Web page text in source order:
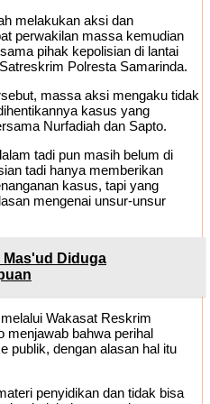
melakukan aksi dan
perwakilan massa kemudian
pihak kepolisian di lantai
Polresta Samarinda.
massa aksi mengaku tidak
kasus yang
Nurfadiah dan Sapto.
tadi pun masih belum di
tadi hanya memberikan
kasus, tapi yang
mengenai unsur-unsur
Mas'ud Diduga
Wakasat Reskrim
menjawab bahwa perihal
publik, dengan alasan hal itu
penyidikan dan tidak bisa